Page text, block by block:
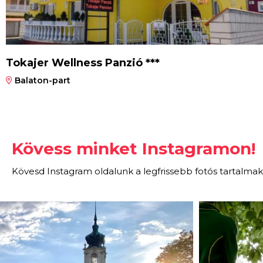
Tokajer Wellness Panzió ***
Balaton-part
Kövess minket Instagramon!
Kövesd Instagram oldalunk a legfrissebb fotós